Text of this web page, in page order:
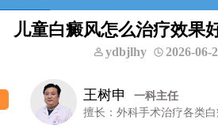
儿童白癜风怎么治疗效果
ydbjlhy 2026-06-
王树申
一科主任
擅长：外科手术治疗各类白癜